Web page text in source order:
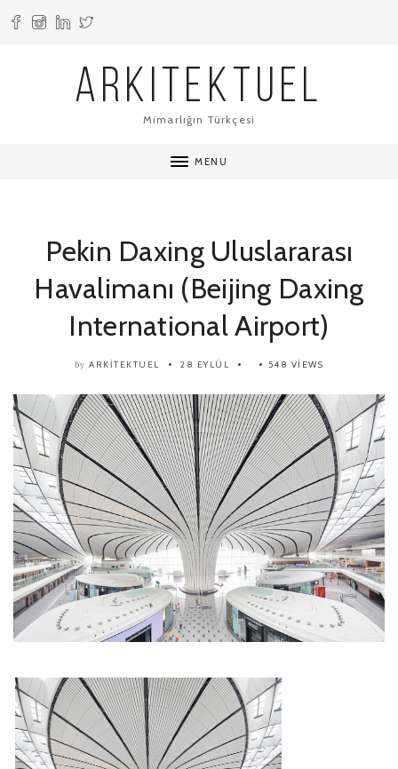
ARKITEKTUEL
Mimarlığın Türkçesi
MENU
Pekin Daxing Uluslararası
Havalimanı (Beijing Daxing
International Airport)
by ARKITEKTUEL 28 EYLÜL 548 VIEWS